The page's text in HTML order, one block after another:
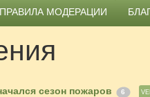
ПРАВИЛА МОДЕРАЦИИ
сезон пожаров 6